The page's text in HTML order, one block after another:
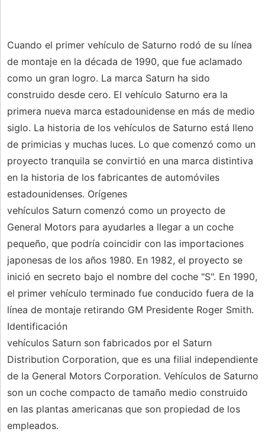
Cuando el primer vehículo de Saturno rodó de su línea
de montaje en la década de 1990, que fue aclamado
como un gran logro. La marca Saturn ha sido
construido desde cero. El vehículo Saturno era la
primera nueva marca estadounidense en más de medio
siglo. La historia de los vehículos de Saturno está lleno
de primicias y muchas luces. Lo que comenzó como un
proyecto tranquila se convirtió en una marca distintiva
en la historia de los fabricantes de automóviles
estadounidenses. Orígenes
vehículos Saturn comenzó como un proyecto de
General Motors para ayudarles a llegar a un coche
pequeño, que podría coincidir con las importaciones
japonesas de los años 1980. En 1982, el proyecto se
inició en secreto bajo el nombre del coche "S". En 1990,
el primer vehículo terminado fue conducido fuera de la
línea de montaje retirando GM Presidente Roger Smith.
Identificación
vehículos Saturn son fabricados por el Saturn
Distribution Corporation, que es una filial independiente
de la General Motors Corporation. Vehículos de Saturno
son un coche compacto de tamaño medio construido
en las plantas americanas que son propiedad de los
empleados.